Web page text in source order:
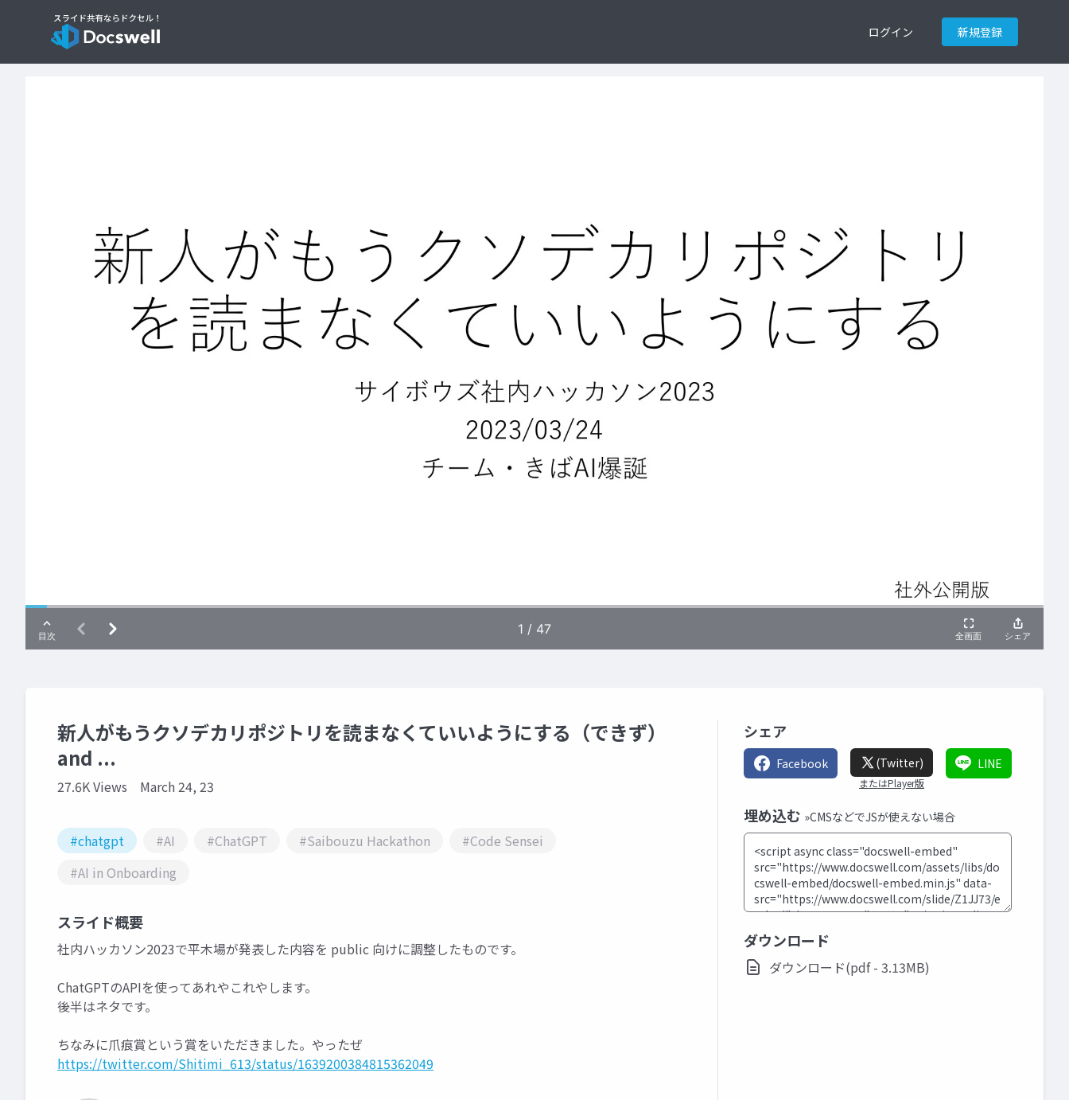
ログイン 新規登録
新人がもうクソデカリポジトリを読まなくていいようにする（できず）
and ...
27.6K Views March 24, 23
#chatgpt #AI #ChatGPT #Saibouzu Hackathon
#Code Sensei
#AI in Onboarding
スライド概要
社内ハッカソン2023で平木場が発表した内容を public 向けに調整したものです。
ChatGPTのAPIを使ってあれやこれやします。
後半はネタです。
ちなみに爪痕賞という賞をいただきました。やったぜ
https://twitter.com/Shitimi_613/status/1639200384815362049
シェア
Facebook (Twitter)
またはPlayer版
LINE
埋め込む »CMSなどでJSが使えない場合
ダウンロード
ダウンロード(pdf - 3.13MB)